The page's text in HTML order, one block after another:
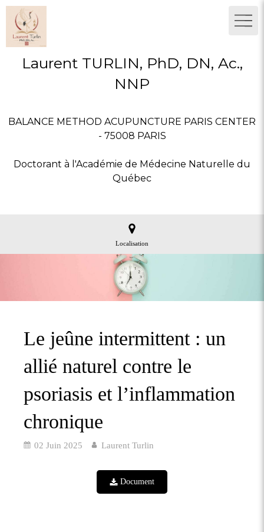
Laurent TURLIN, PhD, DN, Ac.,
NNP
BALANCE METHOD ACUPUNCTURE PARIS CENTER
- 75008 PARIS
Doctorant à l'Académie de Médecine Naturelle du
Québec
Localisation
Le jeûne intermittent : un
allié naturel contre le
psoriasis et l’inflammation
chronique
02 Juin 2025 Laurent Turlin
Document